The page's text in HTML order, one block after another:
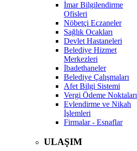
İmar Bilgilendirme
Ofisleri
Nöbetçi Eczaneler
Sağlık Ocakları
Devlet Hastaneleri
Belediye Hizmet
Merkezleri
İbadethaneler
Belediye Çalışmaları
Afet Bilgi Sistemi
Vergi Ödeme Noktaları
Evlendirme ve Nikah
İşlemleri
Firmalar - Esnaflar
ULAŞIM